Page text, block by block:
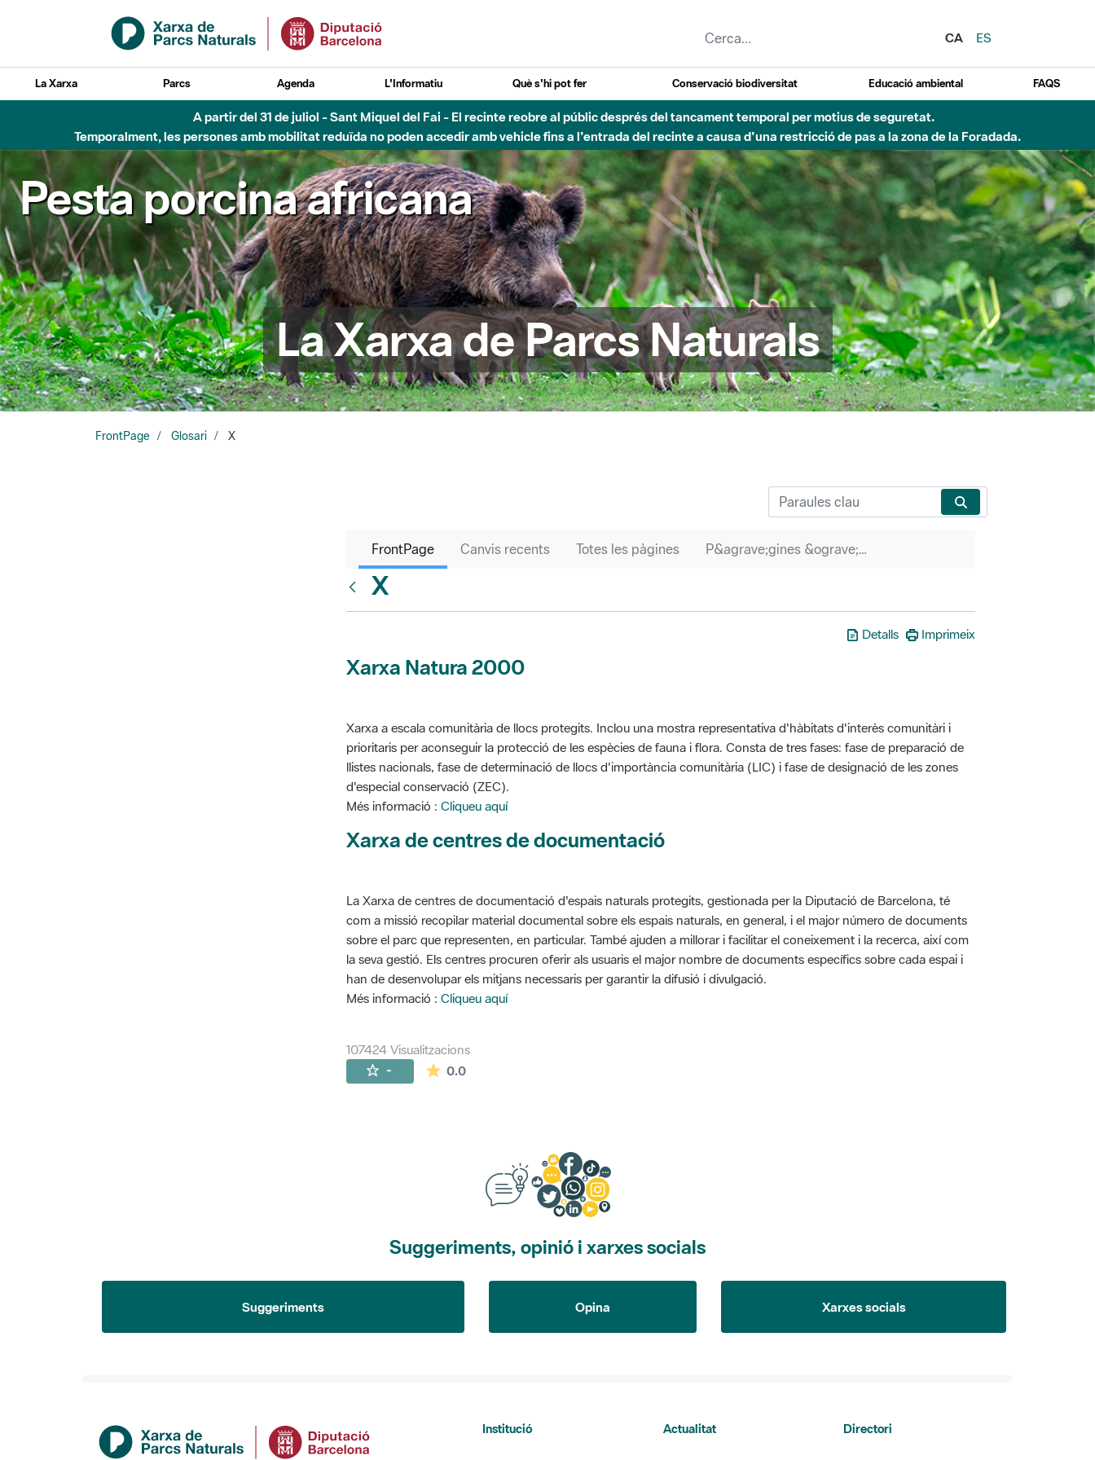
Salta al contingut principal
CA
ES
La Xarxa Parcs Agenda L'Informatiu Què s'hi pot fer Conservació biodiversitat Educació ambiental FAQS
A partir del 31 de juliol - Sant Miquel del Fai - El recinte reobre al públic després del tancament temporal per motius de seguretat.
Temporalment, les persones amb mobilitat reduïda no poden accedir amb vehicle fins a l'entrada del recinte a causa d'una restricció de pas a la zona de la Foradada.
Pesta porcina africana
La Xarxa de Parcs Naturals
FrontPage Glosari X
FrontPage Canvis recents Totes les pàgines P&agrave;gines &ograve;rfenes
X
Detalls Imprimeix
Xarxa Natura 2000
Xarxa a escala comunitària de llocs protegits. Inclou una mostra representativa d'hàbitats d'interès comunitàri i
prioritaris per aconseguir la protecció de les espècies de fauna i flora. Consta de tres fases: fase de preparació de
llistes nacionals, fase de determinació de llocs d'importància comunitària (LIC) i fase de designació de les zones
d'especial conservació (ZEC).
Més informació : Cliqueu aquí
Xarxa de centres de documentació
La Xarxa de centres de documentació d'espais naturals protegits, gestionada per la Diputació de Barcelona, té
com a missió recopilar material documental sobre els espais naturals, en general, i el major número de documents
sobre el parc que representen, en particular. També ajuden a millorar i facilitar el coneixement i la recerca, així com
la seva gestió. Els centres procuren oferir als usuaris el major nombre de documents específics sobre cada espai i
han de desenvolupar els mitjans necessaris per garantir la difusió i divulgació.
Més informació : Cliqueu aquí
107424 Visualitzacions
- 0.0La mitjana de les valoracions és de 0 estrelles de 5.
Suggeriments, opinió i xarxes socials
Suggeriments Opina Xarxes socials
Institució Actualitat Directori